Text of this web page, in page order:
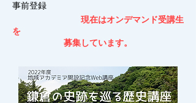
事前登録
現在はオンデマンド受講生
を
募集しています。